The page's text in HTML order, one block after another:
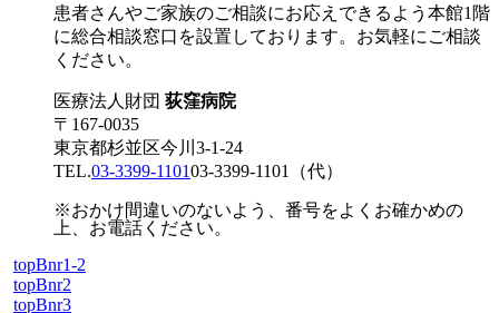
患者さんやご家族のご相談にお応えできるよう本館1階
に総合相談窓口を設置しております。お気軽にご相談
ください。
医療法人財団 荻窪病院
〒167-0035
東京都杉並区今川3-1-24
TEL.03-3399-110103-3399-1101 （代）
※おかけ間違いのないよう、番号をよくお確かめの
上、お電話ください。
topBnr1-2
topBnr2
topBnr3